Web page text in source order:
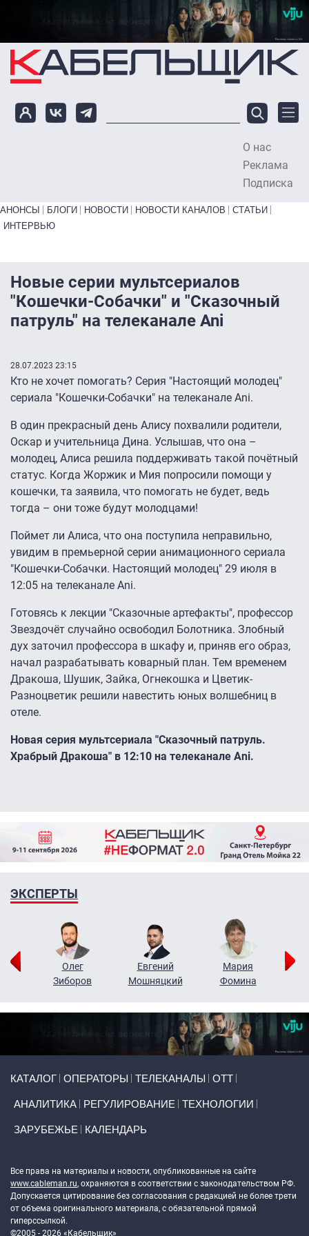
Перейти к основному содержанию
О нас
Реклама
Подписка
Primary links bottom
АНОНСЫ БЛОГИ НОВОСТИ НОВОСТИ КАНАЛОВ
СТАТЬИ
ИНТЕРВЬЮ
Новые серии мультсериалов
"Кошечки-Собачки" и "Сказочный
патруль" на телеканале Ani
28.07.2023 23:15
Кто не хочет помогать? Серия "Настоящий молодец"
сериала "Кошечки-Собачки" на телеканале Ani.
В один прекрасный день Алису похвалили родители,
Оскар и учительница Дина. Услышав, что она –
молодец, Алиса решила поддерживать такой почётный
статус. Когда Жоржик и Мия попросили помощи у
кошечки, та заявила, что помогать не будет, ведь
тогда – они тоже будут молодцами!
Поймет ли Алиса, что она поступила неправильно,
увидим в премьерной серии анимационного сериала
"Кошечки-Собачки. Настоящий молодец" 29 июля в
12:05 на телеканале Ani.
Готовясь к лекции "Сказочные артефакты", профессор
Звездочёт случайно освободил Болотника. Злобный
дух заточил профессора в шкафу и, приняв его образ,
начал разрабатывать коварный план. Тем временем
Дракоша, Шушик, Зайка, Огнекошка и Цветик-
Разноцветик решили навестить юных волшебниц в
отеле.
Новая серия мультсериала "Сказочный патруль.
Храбрый Дракоша" в 12:10 на телеканале Ani.
ЭКСПЕРТЫ
Олег
Зиборов
Евгений
Мошняцкий
Мария
Фомина
КАТАЛОГ ОПЕРАТОРЫ ТЕЛЕКАНАЛЫ ОТТ
АНАЛИТИКА РЕГУЛИРОВАНИЕ ТЕХНОЛОГИИ
ЗАРУБЕЖЬЕ КАЛЕНДАРЬ
Все права на материалы и новости, опубликованные на сайте
www.cableman.ru, охраняются в соответствии с законодательством РФ.
Допускается цитирование без согласования с редакцией не более трети
от объема оригинального материала, с обязательной прямой
гиперссылкой.
©2005 - 2026 «Кабельщик»